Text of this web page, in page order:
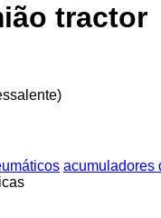
tractor
acumuladores